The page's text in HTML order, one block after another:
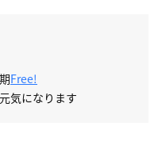
Free!
気になります